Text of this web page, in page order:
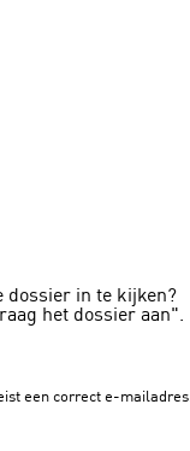
dossier in te kijken?
het dossier aan".
een correct e-mailadres.